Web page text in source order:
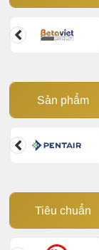
Giải Pháp
Sản phẩm
Tiêu chuẩn